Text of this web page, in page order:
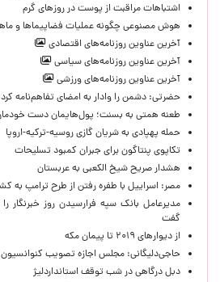
اشتباهات مراقبت از پوست در روزهای گرم
هوش مصنوعی چگونه عملیات فضاپیماها و
آخرین عناوین روزنامه‌های اقتصادی
آخرین عناوین روزنامه‌های سیاسی
آخرین عناوین روزنامه‌های ورزشی
حضرتی: دشمن را وادار به امضای تفاهم‌نامه
طعنه همتی به بسنت؛ پول‌هایمان دست
حمله پهپادی به شریان گازی روسیه-ترکیه-اروپا
تکاپوی پنتاگون برای جبران کمبود تسلیحات
هشدار صریح شیخ الکعبی به عربستان
مصر: اسراییل با طفره رفتن از طرح ترامپ به
مدیرعامل بانک سپه فرارسیدن روز خبرنگار
گفت
از دیوارهای ۲۰۱۹ تا پیمان مکه
حاجی‌دلیگانی: مجلس اجازه تصویب کنوانسیون
دبل درگاهی در شب توقف استانداردلیژ